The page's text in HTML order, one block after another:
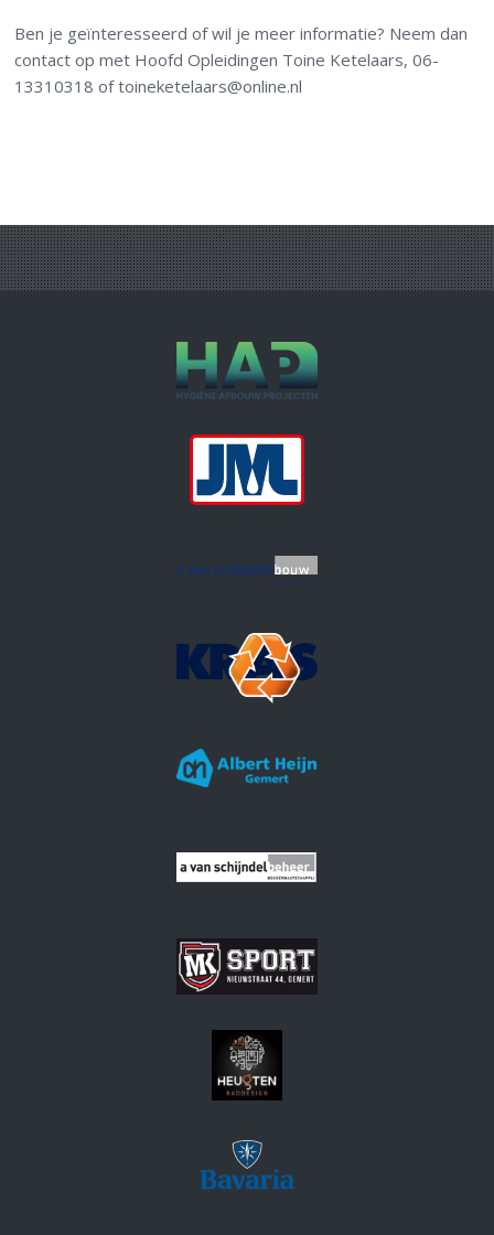
Ben je geïnteresseerd of wil je meer informatie? Neem dan
contact op met Hoofd Opleidingen Toine Ketelaars, 06-
13310318 of toineketelaars@online.nl